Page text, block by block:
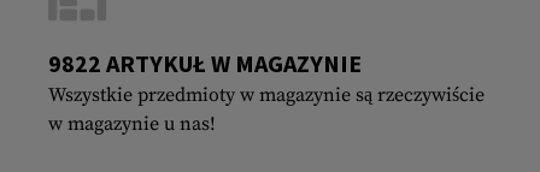
9822 ARTYKUŁ W MAGAZYNIE
Wszystkie przedmioty w magazynie są rzeczywiście
w magazynie u nas!